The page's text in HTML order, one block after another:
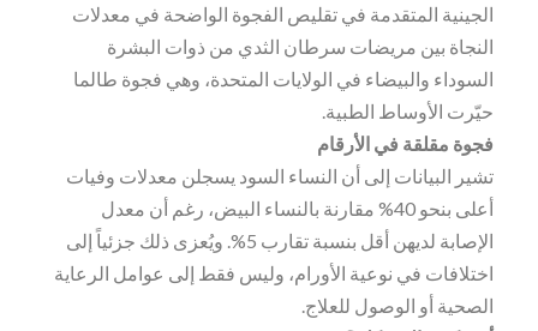
الجينية المتقدمة في تقليص الفجوة الواضحة في معدلات
النجاة بين مريضات سرطان الثدي من ذوات البشرة
السوداء والبيضاء في الولايات المتحدة، وهي فجوة طالما
حيّرت الأوساط الطبية.
فجوة مقلقة في الأرقام
تشير البيانات إلى أن النساء السود يسجلن معدلات وفيات
أعلى بنحو 40% مقارنة بالنساء البيض، رغم أن معدل
الإصابة لديهن أقل بنسبة تقارب 5%. ويُعزى ذلك جزئياً إلى
اختلافات في نوعية الأورام، وليس فقط إلى عوامل الرعاية
الصحية أو الوصول للعلاج.